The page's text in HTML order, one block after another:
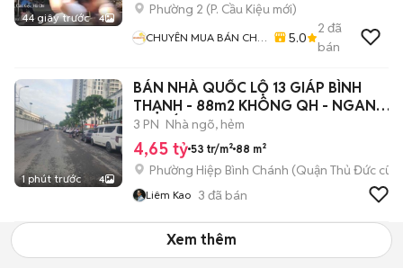
44 giây trước 4
Phường 2 (P. Cầu Kiệu mới)
CHUYÊN MUA BÁN CHO
5.0
2 đã
bán
1 phút trước 4
BÁN NHÀ QUỐC LỘ 13 GIÁP BÌNH
THẠNH - 88m2 KHÔNG QH - NGANG
7.2 HIẾM
3 PN Nhà ngõ, hẻm
4,65 tỷ 53 tr/m² 88 m²
Phường Hiệp Bình Chánh (Quận Thủ Đức cũ)
Liêm Kao 3 đã bán
Xem thêm